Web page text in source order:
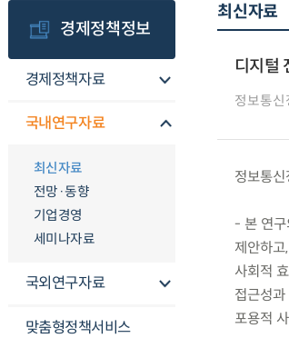
경제정책정보
경제정책자료
국내연구자료
최신자료
전망·동향
기업경영
세미나자료
국외연구자료
맞춤형정책서비스
최신자료
디지털
정보통신
정보통
- 본 연구
제안하
사회적
접근성
포용적